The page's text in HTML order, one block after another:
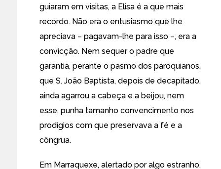
guiaram em visitas, a Elisa é a que mais
recordo. Não era o entusiasmo que lhe
apreciava – pagavam-lhe para isso –, era a
convicção. Nem sequer o padre que
garantia, perante o pasmo dos paroquianos,
que S. João Baptista, depois de decapitado,
ainda agarrou a cabeça e a beijou, nem
esse, punha tamanho convencimento nos
prodígios com que preservava a fé e a
côngrua.
Em Marraquexe, alertado por algo estranho,